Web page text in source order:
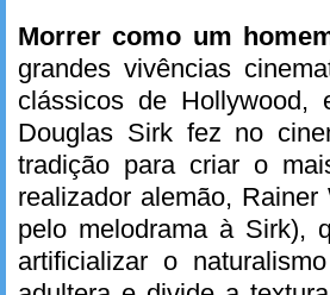
Morrer como um
grandes vivências
clássicos de Hollywood,
Douglas Sirk fez no
tradição para criar o
realizador alemão,
pelo melodrama à Sirk),
artificializar o